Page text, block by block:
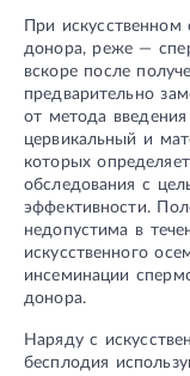
При искусственном
донора, реже —
вскоре после
предварительно
от метода
цервикальный и
которых
обследования с
эффективности.
недопустима в
искусственного
инсеминации
донора.
Наряду с
бесплодия